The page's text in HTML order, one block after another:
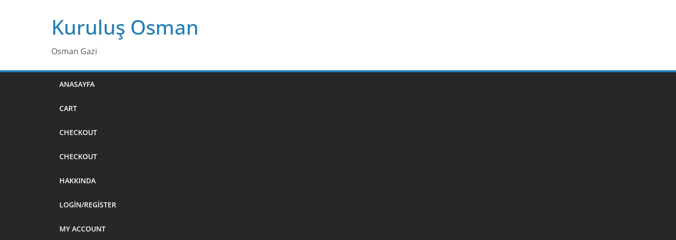
Kuruluş Osman
Osman Gazi
ANASAYFA
CART
CHECKOUT
CHECKOUT
HAKKINDA
LOGIN/REGISTER
MY ACCOUNT